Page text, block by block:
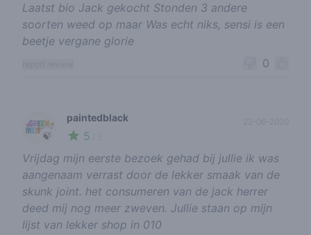
Laatst bio Jack gekocht Stonden 3 andere
soorten weed op maar Was echt niks, sensi is een
beetje vergane glorie
0
🍃
paintedblack
5
Vrijdag mijn eerste bezoek gehad bij jullie ik was
aangenaam verrast door de lekker smaak van de
skunk joint. het consumeren van de jack herrer
deed mij nog meer zweven. Jullie staan op mijn
lijst van lekker shop in 010